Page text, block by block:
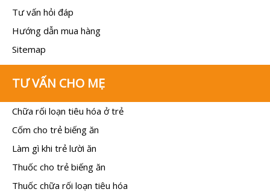
Tư vấn hỏi đáp
Hướng dẫn mua hàng
Sitemap
TƯ VẤN CHO MẸ
Chữa rối loạn tiêu hóa ở trẻ
Cốm cho trẻ biếng ăn
Làm gì khi trẻ lười ăn
Thuốc cho trẻ biếng ăn
Thuốc chữa rối loạn tiêu hóa